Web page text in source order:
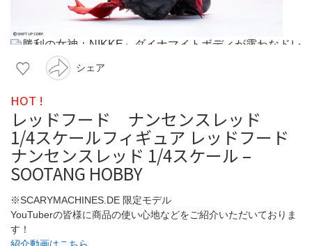
シェア
HOT !
レッドフード ナンセンスレッド
1/4スケールフィギュア レッドフード
ナンセンスレッド 1/4スケール –
SOOTANG HOBBY
※SCARYMACHINES.DE 限定モデル
YouTuberの皆様に商品の使い心地などをご紹介いただいておりま
す！